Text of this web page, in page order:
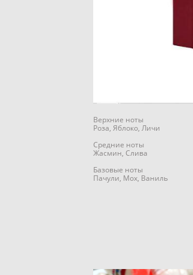
Верхние ноты
Роза, Яблоко, Личи
Средние ноты
Жасмин, Слива
Базовые ноты
Пачули, Мох, Ваниль